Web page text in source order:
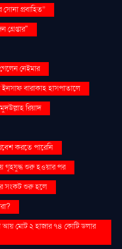
প্রবাহিত”
গ্রেপ্তার"
নেইমার
বারাকাহ হাসপাতালে
রিয়াদ
করতে পারেনি
গৃহযুদ্ধ শুরু হওয়ার পর
সংকট শুরু হলে
আয় মোট ২ হাজার ৭৪ কোটি ডলার